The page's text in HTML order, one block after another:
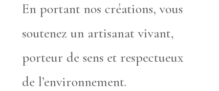
En portant nos créations, vous
soutenez un artisanat vivant,
porteur de sens et respectueux
de l’environnement.